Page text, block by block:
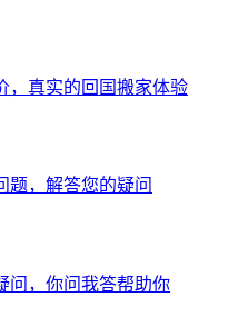
，真实的回国搬家体验
题，解答您的疑问
问，你问我答帮助你